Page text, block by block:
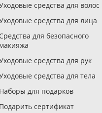
средства для волос
средства для лица
Средства для безопасного
макияжа
средства для рук
средства для тела
Наборы для подарков
Подарить сертификат